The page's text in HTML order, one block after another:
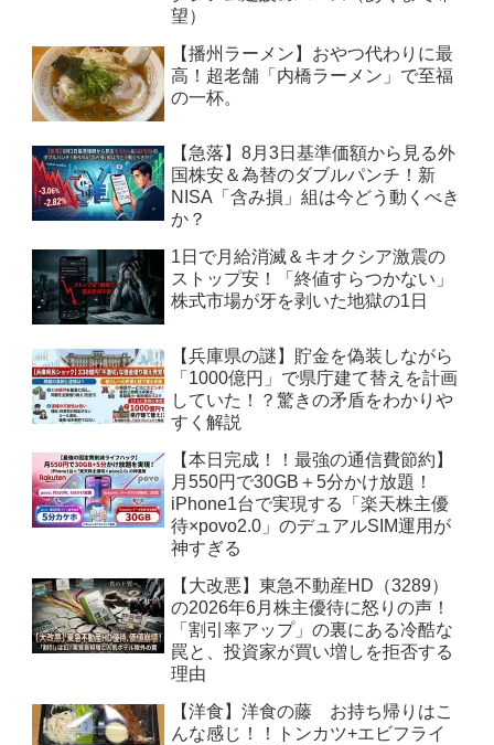
望）
【播州ラーメン】おやつ代わりに最
高！超老舗「内橋ラーメン」で至福
の一杯。
【急落】8月3日基準価額から見る外
国株安＆為替のダブルパンチ！新
NISA「含み損」組は今どう動くべき
か？
1日で月給消滅＆キオクシア激震の
ストップ安！「終値すらつかない」
株式市場が牙を剥いた地獄の1日
【兵庫県の謎】貯金を偽装しながら
「1000億円」で県庁建て替えを計画
していた！？驚きの矛盾をわかりや
すく解説
【本日完成！！最強の通信費節約】
月550円で30GB＋5分かけ放題！
iPhone1台で実現する「楽天株主優
待×povo2.0」のデュアルSIM運用が
神すぎる
【大改悪】東急不動産HD（3289）
の2026年6月株主優待に怒りの声！
「割引率アップ」の裏にある冷酷な
罠と、投資家が買い増しを拒否する
理由
【洋食】洋食の藤 お持ち帰りはこ
んな感じ！！トンカツ+エビフライ